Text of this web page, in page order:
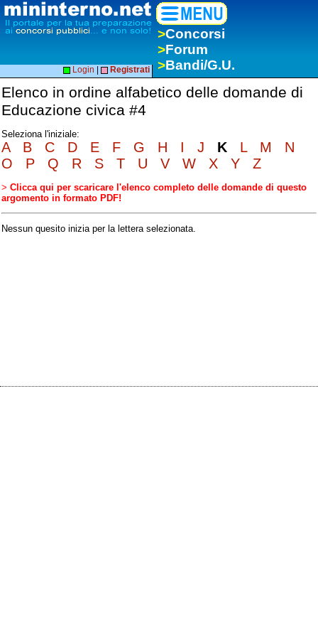
>Concorsi
>Forum
>Bandi/G.U.
Login Registrati
Elenco in ordine alfabetico delle domande di
Educazione civica #4
Seleziona l'iniziale:
A B C D E F G H I J K L M
N
O
P Q R S T U V W X Y Z
> Clicca qui per scaricare l'elenco completo delle domande di questo
argomento in formato PDF!
Nessun quesito inizia per la lettera selezionata.